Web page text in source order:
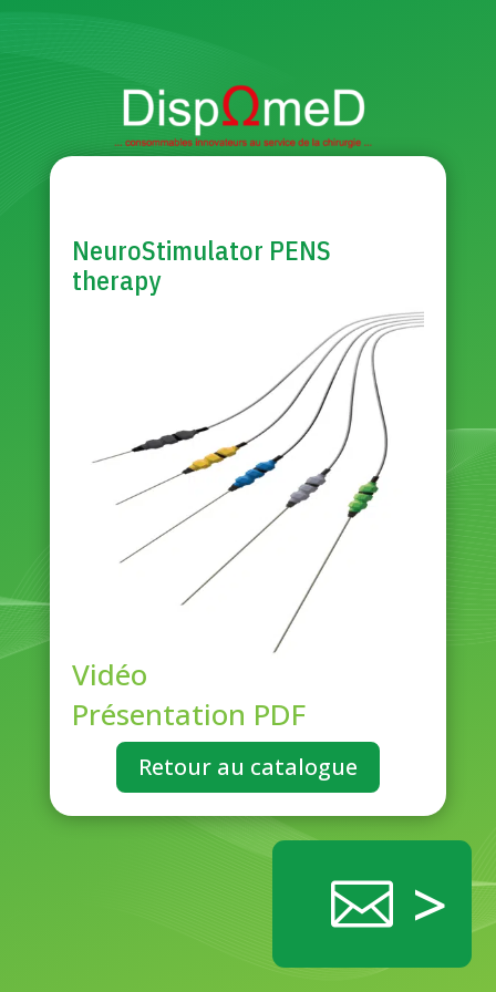
NeuroStimulator PENS
therapy
Vidéo
Présentation PDF
Retour au catalogue
>